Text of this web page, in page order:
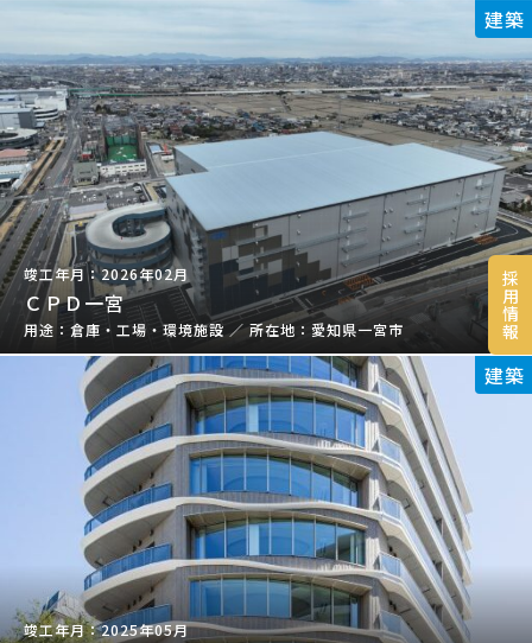
採
用
情
報
建築
2026年02月
ＣＰＤ一宮
倉庫・工場・環境施設 ／ 愛知県一宮市
建築
2025年05月